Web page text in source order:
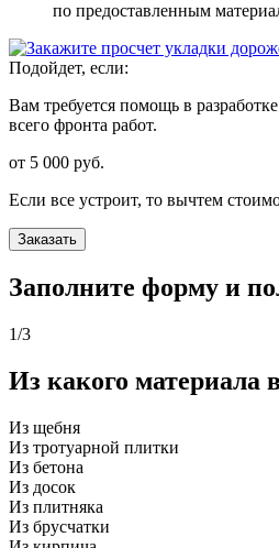
по предоставленным
Подойдет, если:
Вам требуется помощь в
всего фронта работ.
от 5 000 руб.
Если все устроит, то вычтем
Заказать
Заполните форму и
1/3
Из какого материала
Из щебня
Из тротуарной плитки
Из бетона
Из досок
Из плитняка
Из брусчатки